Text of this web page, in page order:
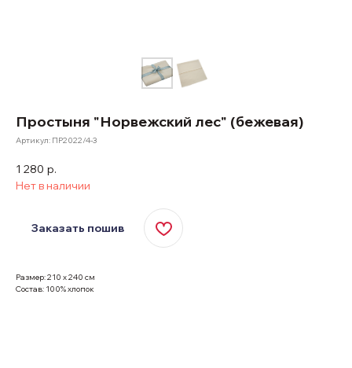
Простыня "Норвежский лес" (бежевая)
Артикул: ПР2022/4-3
1 280 р.
Нет в наличии
Заказать пошив
Размер: 210 х 240 см
Состав: 100% хлопок